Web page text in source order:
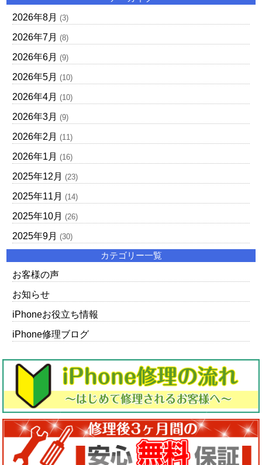
2026年8月 (3)
2026年7月 (8)
2026年6月 (9)
2026年5月 (10)
2026年4月 (10)
2026年3月 (9)
2026年2月 (11)
2026年1月 (16)
2025年12月 (23)
2025年11月 (14)
2025年10月 (26)
2025年9月 (30)
カテゴリー一覧
お客様の声
お知らせ
iPhoneお役立ち情報
iPhone修理ブログ